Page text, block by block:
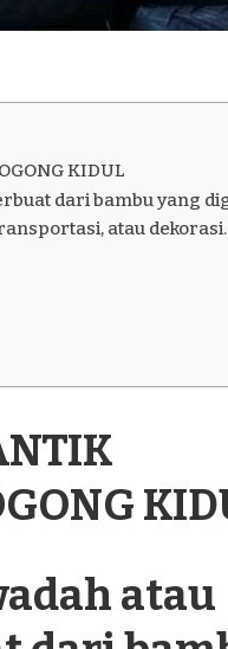
KIDUL
dari bambu yang
atau dekorasi.
atau